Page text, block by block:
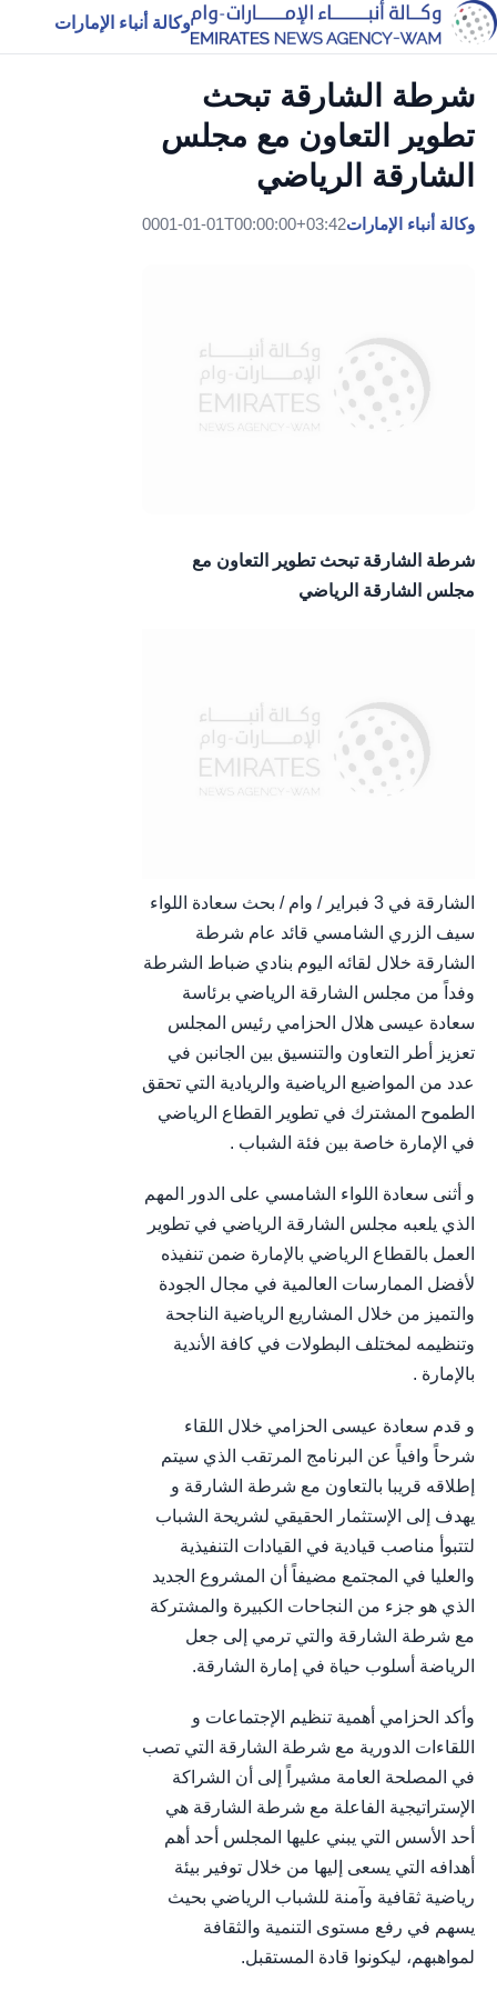
وكالة أنباء الإمارات
شرطة الشارقة تبحث
تطوير التعاون مع مجلس
الشارقة الرياضي
وكالة أنباء الإمارات0001-01-01T00:00:00+03:42
شرطة الشارقة تبحث تطوير التعاون مع
مجلس الشارقة الرياضي
الشارقة في 3 فبراير / وام / بحث سعادة اللواء
سيف الزري الشامسي قائد عام شرطة
الشارقة خلال لقائه اليوم بنادي ضباط الشرطة
وفداً من مجلس الشارقة الرياضي برئاسة
سعادة عيسى هلال الحزامي رئيس المجلس
تعزيز أطر التعاون والتنسيق بين الجانبن في
عدد من المواضيع الرياضية والريادية التي تحقق
الطموح المشترك في تطوير القطاع الرياضي
في الإمارة خاصة بين فئة الشباب .
و أثنى سعادة اللواء الشامسي على الدور المهم
الذي يلعبه مجلس الشارقة الرياضي في تطوير
العمل بالقطاع الرياضي بالإمارة ضمن تنفيذه
لأفضل الممارسات العالمية في مجال الجودة
والتميز من خلال المشاريع الرياضية الناجحة
وتنظيمه لمختلف البطولات في كافة الأندية
بالإمارة .
و قدم سعادة عيسى الحزامي خلال اللقاء
شرحاً وافياً عن البرنامج المرتقب الذي سيتم
إطلاقه قريبا بالتعاون مع شرطة الشارقة و
يهدف إلى الإستثمار الحقيقي لشريحة الشباب
لتتبوأ مناصب قيادية في القيادات التنفيذية
والعليا في المجتمع مضيفاً أن المشروع الجديد
الذي هو جزء من النجاحات الكبيرة والمشتركة
مع شرطة الشارقة والتي ترمي إلى جعل
الرياضة أسلوب حياة في إمارة الشارقة.
وأكد الحزامي أهمية تنظيم الإجتماعات و
اللقاءات الدورية مع شرطة الشارقة التي تصب
في المصلحة العامة مشيراً إلى أن الشراكة
الإستراتيجية الفاعلة مع شرطة الشارقة هي
أحد الأسس التي يبني عليها المجلس أحد أهم
أهدافه التي يسعى إليها من خلال توفير بيئة
رياضية ثقافية وآمنة للشباب الرياضي بحيث
يسهم في رفع مستوى التنمية والثقافة
لمواهبهم، ليكونوا قادة المستقبل.